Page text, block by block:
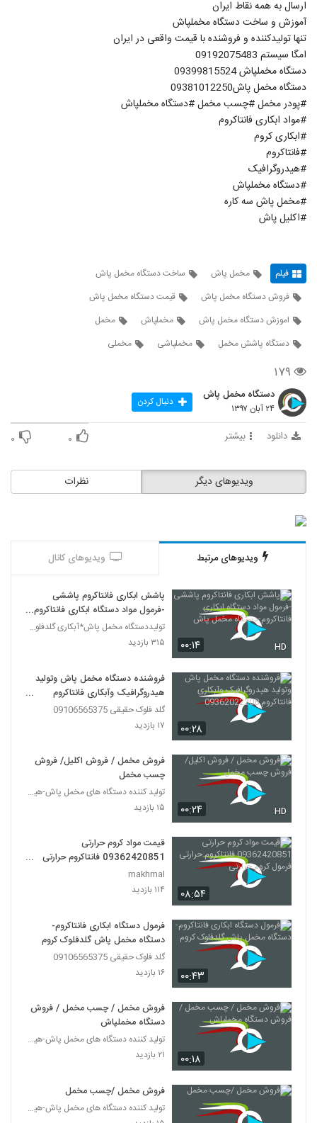
ارسال به همه نقاط ایران
آموزش و ساخت دستگاه مخملپاش
تنها تولیدکننده و فروشنده با قیمت واقعی در ایران
امگا سیستم 09192075483
دستگاه مخملپاش 09399815524
دستگاه مخمل پاش09381012250
#پودر مخمل #چسب مخمل #دستگاه مخملپاش
#مواد ابکاری فانتاکروم
#ابکاری کروم
#فانتاکروم
#هیدروگرافیک
#دستگاه مخملپاش
#مخمل پاش سه کاره
#اکلیل پاش
فیلم مخمل پاش
ساخت دستگاه مخمل پاش
فروش دستگاه مخمل پاش
قیمت دستگاه مخمل پاش
اموزش دستگاه مخمل پاش
مخملپاش
مخمل
دستگاه پاشش مخمل
مخملپاشی مخملی
۱۷۹
دستگاه مخمل پاش
۲۴ آبان ۱۳۹۷ دنبال کردن
دانلود بیشتر ۰ ۰
نظرات ویدیوهای دیگر
ویدیوهای مرتبط ویدیوهای کانال
۰۰:۱۴ HD
پاشش ابکاری فانتاکروم پاششی
-فرمول مواد دستگاه ابکاری فانتاکروم-
دستگاه مخمل پاش
تولیددستگاه مخمل پاش*آبکاری گلدفلوک 09106565375
۳۱۵ بازدید
۰۰:۲۸
فروشنده دستگاه مخمل پاش وتولید
هیدروگرافیک وآبکاری فانتاکروم
09362022208
گلد فلوک حقیقی 09106565375
۱۷ بازدید
۰۰:۲۴ HD
فروش مخمل / فروش اکلیل/ فروش
چسب مخمل
تولید کننده دستگاه های مخمل پاش-هیدروگرافیک-ابکاری
۱۵ بازدید
۰۸:۵۴
قیمت مواد کروم حرارتی
09362420851 فانتاکروم حرارتی
فرمول کروم حرارتی
makhmal
۱۱۴ بازدید
۰۰:۴۳
فرمول دستگاه ابکاری فانتاکروم-
دستگاه مخمل پاش گلدفلوک کروم
گلد فلوک حقیقی 09106565375
۱۶ بازدید
۰۰:۱۸
فروش مخمل / چسب مخمل / فروش
دستگاه مخملپاش
تولید کننده دستگاه های مخمل پاش-هیدروگرافیک-ابکاری
۲۱ بازدید
فروش مخمل /چسب مخمل
تولید کننده دستگاه های مخمل پاش-هیدروگرافیک-ابکاری